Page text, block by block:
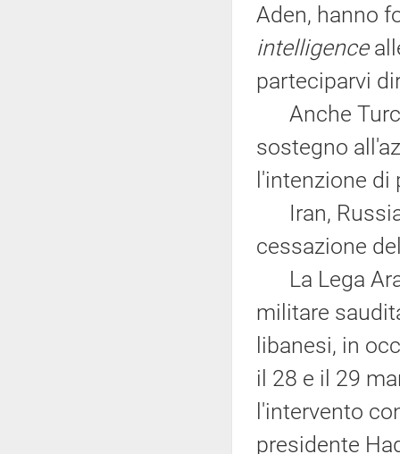
Aden, hanno
intelligence
parteciparvi
Anche
sostegno
l'intenzione di
Iran, Russia
cessazione
La Lega
militare
libanesi, in
il 28 e il 29
l'intervento
presidente